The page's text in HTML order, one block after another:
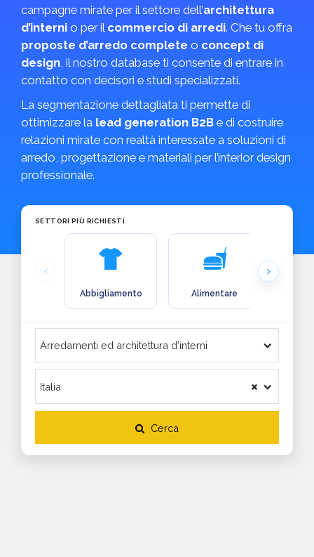
campagne mirate per il settore dell’architettura
d’interni o per il commercio di arredi. Che tu offra
proposte d’arredo complete o concept di
design, il nostro database ti consente di entrare in
contatto con decisori e studi specializzati.
La segmentazione dettagliata ti permette di
ottimizzare la lead generation B2B e di costruire
relazioni mirate con realtà interessate a soluzioni di
arredo, progettazione e materiali per l’interior design
professionale.
SETTORI PIÙ RICHIESTI
Abbigliamento Alimentare
Cerca